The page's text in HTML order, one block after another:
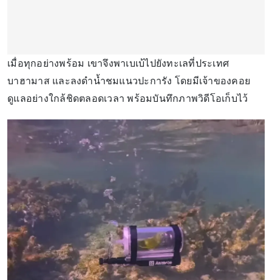
เมื่อทุกอย่างพร้อม เขาจึงพาเบเบ้ไปยังทะเลที่ประเทศ
บาฮามาส และลงดำน้ำชมแนวปะการัง โดยมีเจ้าของคอย
ดูแลอย่างใกล้ชิดตลอดเวลา พร้อมบันทึกภาพวิดีโอเก็บไว้